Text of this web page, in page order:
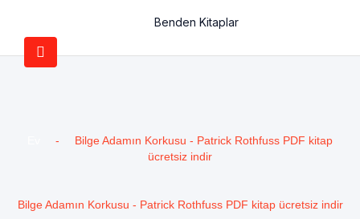
Benden Kitaplar
-
Bilge Adamın Korkusu - Patrick Rothfuss PDF kitap
ücretsiz indir
Bilge Adamın Korkusu - Patrick Rothfuss PDF kitap ücretsiz indir